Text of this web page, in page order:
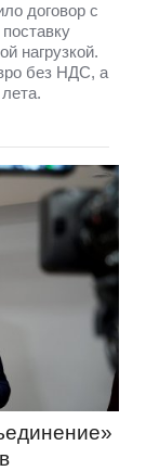
договор с
нагрузкой.
без НДС, а